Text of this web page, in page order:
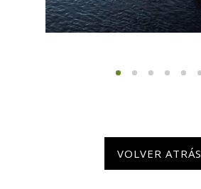
VOLVER ATRÁS